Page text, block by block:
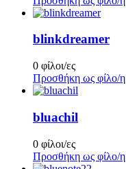
blinkdreamer
0 φίλοι/ες
Προσθήκη ως φίλο/η
bluachil
0 φίλοι/ες
Προσθήκη ως φίλο/η